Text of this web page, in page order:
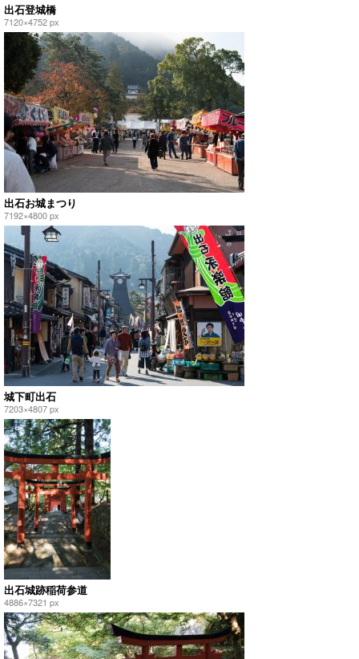
出石登城橋
7120×4752 px
出石お城まつり
7192×4800 px
城下町出石
7203×4807 px
出石城跡稲荷参道
4886×7321 px